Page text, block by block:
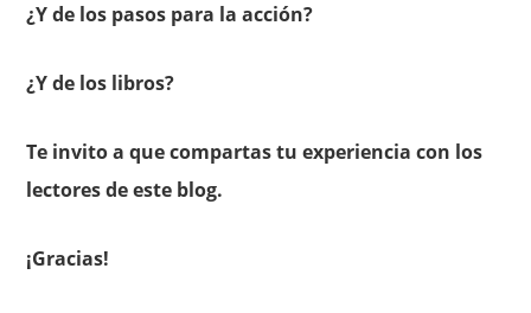
¿Y de los pasos para la acción?
¿Y de los libros?
Te invito a que compartas tu experiencia con los
lectores de este blog.
¡Gracias!